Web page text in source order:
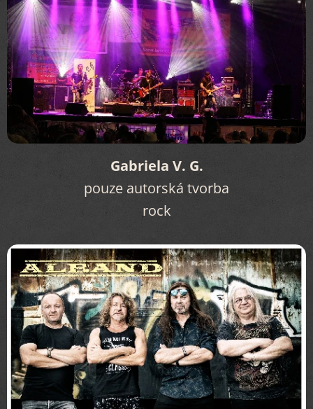
Gabriela V. G.
pouze autorská tvorba
rock